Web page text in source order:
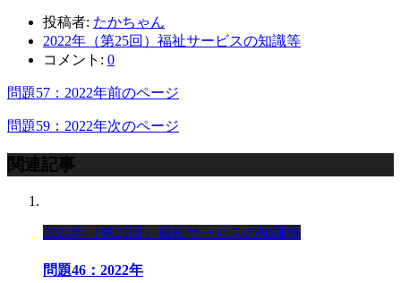
投稿者: たかちゃん
2022年（第25回）福祉サービスの知識等
コメント: 0
問題57：2022年前のページ
問題59：2022年次のページ
関連記事
2022年（第25回）福祉サービスの知識等
問題46：2022年